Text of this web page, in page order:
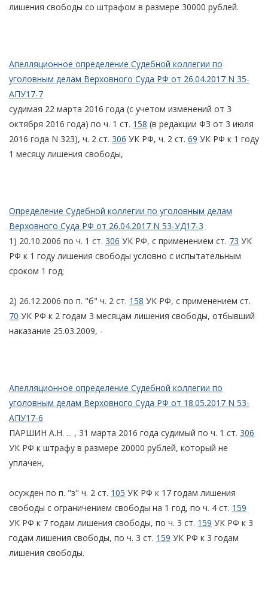
лишения свободы со штрафом в размере 30000 рублей.
Апелляционное определение Судебной коллегии по
уголовным делам Верховного Суда РФ от 26.04.2017 N 35-
АПУ17-7
судимая 22 марта 2016 года (с учетом изменений от 3
октября 2016 года) по ч. 1 ст. 158 (в редакции ФЗ от 3 июля
2016 года N 323), ч. 2 ст. 306 УК РФ, ч. 2 ст. 69 УК РФ к 1 году
1 месяцу лишения свободы,
Определение Судебной коллегии по уголовным делам
Верховного Суда РФ от 26.04.2017 N 53-УД17-3
1) 20.10.2006 по ч. 1 ст. 306 УК РФ, с применением ст. 73 УК
РФ к 1 году лишения свободы условно с испытательным
сроком 1 год;
2) 26.12.2006 по п. "б" ч. 2 ст. 158 УК РФ, с применением ст.
70 УК РФ к 2 годам 3 месяцам лишения свободы, отбывший
наказание 25.03.2009, -
Апелляционное определение Судебной коллегии по
уголовным делам Верховного Суда РФ от 18.05.2017 N 53-
АПУ17-6
ПАРШИН А.Н. ... , 31 марта 2016 года судимый по ч. 1 ст. 306
УК РФ к штрафу в размере 20000 рублей, который не
уплачен,
осужден по п. "з" ч. 2 ст. 105 УК РФ к 17 годам лишения
свободы с ограничением свободы на 1 год, по ч. 4 ст. 159
УК РФ к 7 годам лишения свободы, по ч. 3 ст. 159 УК РФ к 3
годам лишения свободы, по ч. 3 ст. 159 УК РФ к 3 годам
лишения свободы.